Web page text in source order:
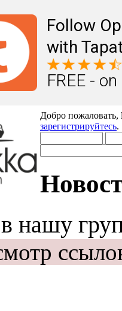
Follow
with
FREE -
Добро пожаловать,
зарегистрируйтесь.
нашу